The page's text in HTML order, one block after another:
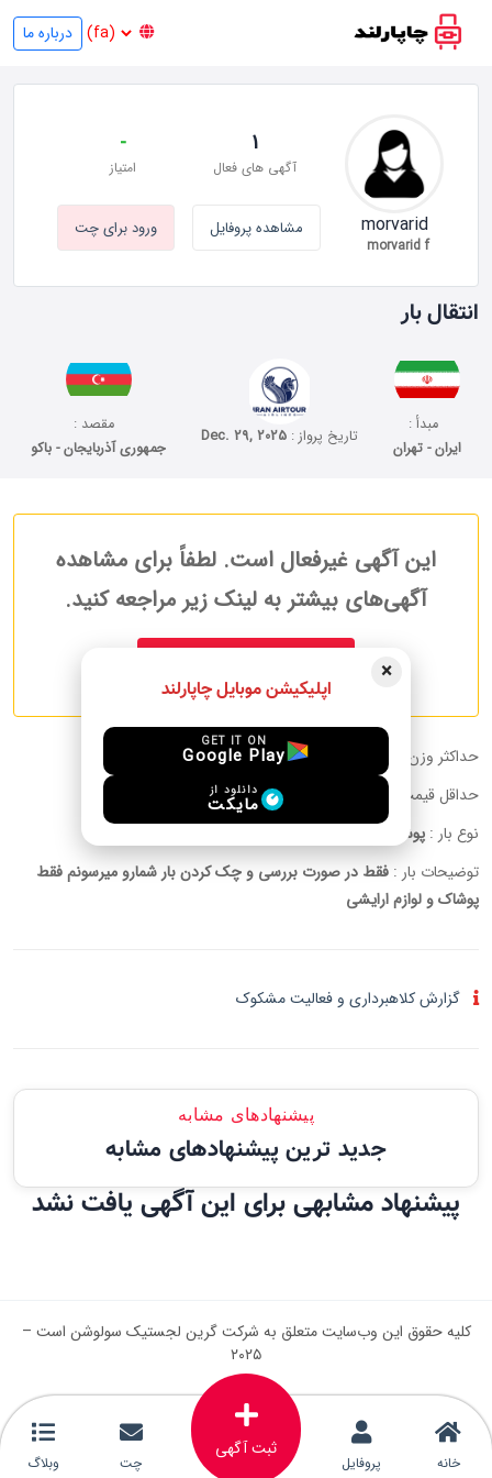
درباره ما
انتقال بار
مبدأ :
ایران - تهران
تاریخ پرواز : Dec. 29, 2025
مقصد :
جمهوری آذربایجان - باکو
morvarid
morvarid f
1
آگهی های فعال
-
امتیاز
مشاهده پروفایل ورود برای چت
این آگهی غیرفعال است. لطفاً برای مشاهده
آگهی‌های بیشتر به لینک زیر مراجعه کنید.
حداکثر وزن قابل حمل :
30.00 kg
حداقل قیمت به ازای هر کیلوگرم:10 USD
نوع بار : پوشاک
توضیحات بار : فقط در صورت بررسی و چک کردن بار شمارو میرسونم فقط
پوشاک و لوازم ارایشی
گزارش کلاهبرداری و فعالیت مشکوک
پیشنهادهای مشابه
جدید ترین پیشنهادهای مشابه
پیشنهاد مشابهی برای این آگهی یافت نشد
کلیه حقوق این وب‌سایت متعلق به شرکت گرین لجستیک سولوشن است –
۲۰۲۵
خانه پروفایل
ثبت آگهی
چت وبلاگ
×
اپلیکیشن موبایل چاپارلند
GET IT ON
Google Play
دانلود از
مایکت